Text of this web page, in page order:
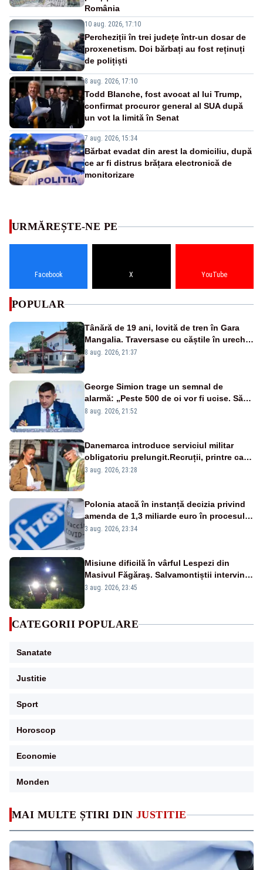
România
10 aug. 2026, 17:10
Percheziții în trei județe într-un dosar de
proxenetism. Doi bărbați au fost reținuți
de polițiști
8 aug. 2026, 17:10
Todd Blanche, fost avocat al lui Trump,
confirmat procuror general al SUA după
un vot la limită în Senat
7 aug. 2026, 15:34
Bărbat evadat din arest la domiciliu, după
ce ar fi distrus brățara electronică de
monitorizare
MAI MULTE ȘTIRI DIN JUSTITIE
URMĂREȘTE-NE PE
Facebook X YouTube
POPULAR
Tânără de 19 ani, lovită de tren în Gara
Mangalia. Traversase cu căștile în urechi
liniile printr-un loc nepermis
8 aug. 2026, 21:37
George Simion trage un semnal de
alarmă: „Peste 500 de oi vor fi ucise. Să
vedem dacă ciobanii vor fi despăgubiți”
8 aug. 2026, 21:52
Danemarca introduce serviciul militar
obligatoriu prelungit.Recruții, printre care
și prințesa Isabella, vor face 11 luni de
3 aug. 2026, 23:28
Polonia atacă în instanță decizia privind
amenda de 1,3 miliarde euro în procesul
cu Pfizer
3 aug. 2026, 23:34
Misiune dificilă în vârful Lespezi din
Masivul Făgăraş. Salvamontiștii intervin
pentru recuperarea a doi tineri
3 aug. 2026, 23:45
CATEGORII POPULARE
Sanatate
Justitie
Sport
Horoscop
Economie
Monden